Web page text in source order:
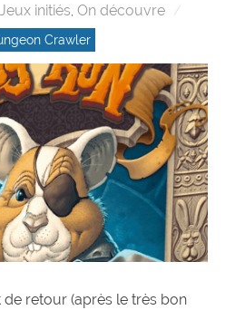
Jeux initiés ,On découvre
Crawler
de retour (après le très bon